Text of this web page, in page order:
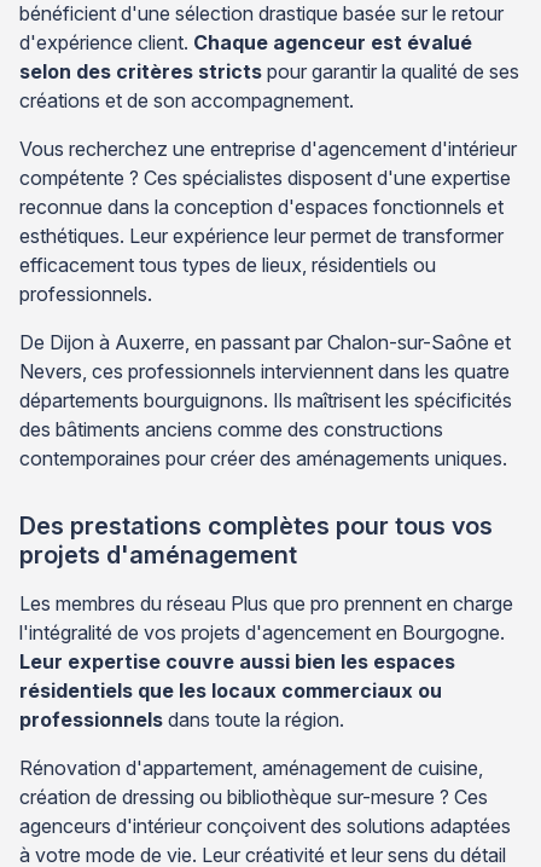
bénéficient d'une sélection drastique basée sur le retour
d'expérience client. Chaque agenceur est évalué
selon des critères stricts pour garantir la qualité de ses
créations et de son accompagnement.
Vous recherchez une entreprise d'agencement d'intérieur
compétente ? Ces spécialistes disposent d'une expertise
reconnue dans la conception d'espaces fonctionnels et
esthétiques. Leur expérience leur permet de transformer
efficacement tous types de lieux, résidentiels ou
professionnels.
De Dijon à Auxerre, en passant par Chalon-sur-Saône et
Nevers, ces professionnels interviennent dans les quatre
départements bourguignons. Ils maîtrisent les spécificités
des bâtiments anciens comme des constructions
contemporaines pour créer des aménagements uniques.
Des prestations complètes pour tous vos
projets d'aménagement
Les membres du réseau Plus que pro prennent en charge
l'intégralité de vos projets d'agencement en Bourgogne.
Leur expertise couvre aussi bien les espaces
résidentiels que les locaux commerciaux ou
professionnels dans toute la région.
Rénovation d'appartement, aménagement de cuisine,
création de dressing ou bibliothèque sur-mesure ? Ces
agenceurs d'intérieur conçoivent des solutions adaptées
à votre mode de vie. Leur créativité et leur sens du détail